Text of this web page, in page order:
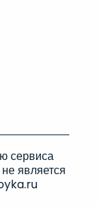
сервиса
является